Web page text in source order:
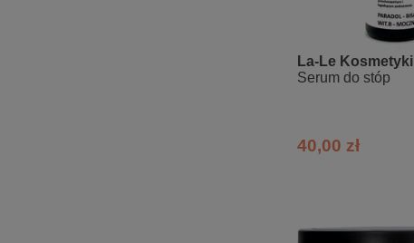
La-Le Kosmetyki
Serum do stóp
40,00 zł